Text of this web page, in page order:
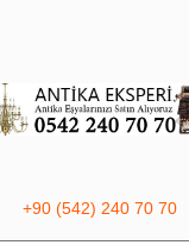
+90 (542) 240 70 70